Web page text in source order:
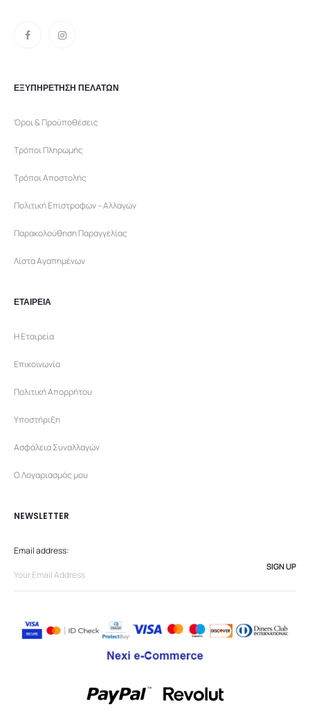
ΕΞΥΠΗΡΕΤΗΣΗ ΠΕΛΑΤΩΝ
Όροι & Προϋποθέσεις
Τρόποι Πληρωμής
Τρόποι Αποστολής
Πολιτική Επιστροφών – Αλλαγών
Παρακολούθηση Παραγγελίας
Λίστα Αγαπημένων
ΕΤΑΙΡΕΙΑ
Η Εταιρεία
Επικοινωνία
Πολιτική Απορρήτου
Υποστήριξη
Ασφάλεια Συναλλαγών
Ο Λογαριασμός μου
NEWSLETTER
Email address: